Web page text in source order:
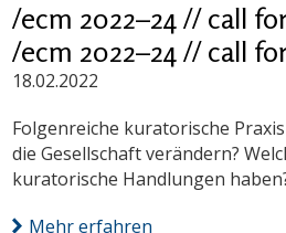
/ecm 2022–24 // call
/ecm 2022–24 // call
18.02.2022
Folgenreiche kuratorische
die Gesellschaft verändern?
kuratorische Handlungen
Mehr erfahren